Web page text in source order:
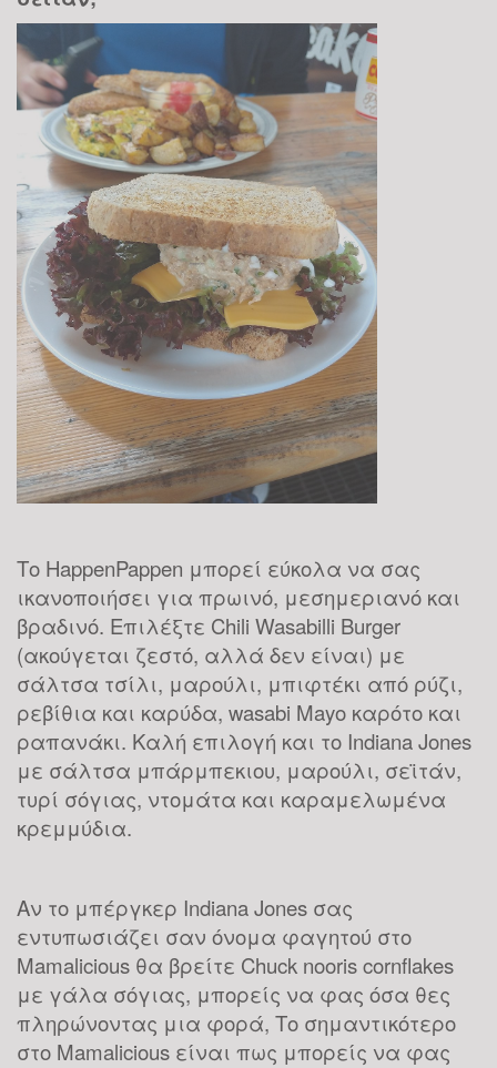
Το HappenPappen μπορεί εύκολα να σας
ικανοποιήσει για πρωινό, μεσημεριανό και
βραδινό. Επιλέξτε Chili Wasabilli Burger
(ακούγεται ζεστό, αλλά δεν είναι) με
σάλτσα τσίλι, μαρούλι, μπιφτέκι από ρύζι,
ρεβίθια και καρύδα, wasabi Mayo καρότο και
ραπανάκι. Καλή επιλογή και το Indiana Jones
με σάλτσα μπάρμπεκιου, μαρούλι, σεϊτάν,
τυρί σόγιας, ντομάτα και καραμελωμένα
κρεμμύδια.
Αν το μπέργκερ Indiana Jones σας
εντυπωσιάζει σαν όνομα φαγητού στο
Mamalicious θα βρείτε Chuck nooris cornflakes
με γάλα σόγιας, μπορείς να φας όσα θες
πληρώνοντας μια φορά, Το σημαντικότερο
στο Mamalicious είναι πως μπορείς να φας